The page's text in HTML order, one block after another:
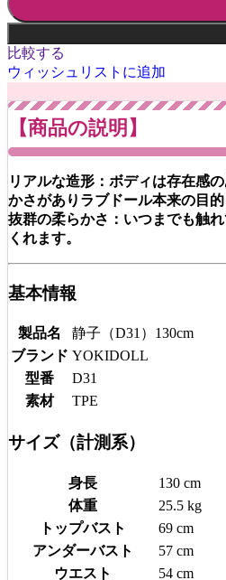
比較する
ウィッシュリストに追加
【商品の説明】
リアルな造形： ボディは存在感
かさがありラブドール本来の目
抜群の柔らかさ： いつまでも触
くれます。
基本情報
製品名
静子（D31）130cm
ブランド YOKIDOLL
型番
D31
素材
TPE
サイズ（計測系）
身長
130 cm
体重
25.5 kg
トップバスト
69 cm
アンダーバスト
57 cm
ウエスト
54 cm